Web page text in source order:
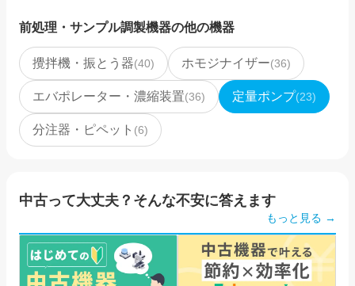
前処理・サンプル調製機器の他の機器
攪拌機・振とう器(40) ホモジナイザー(36)
エバポレーター・濃縮装置(36) 定量ポンプ(23)
分注器・ピペット (6)
中古って大丈夫？そんな不安に答えます
もっと見る →